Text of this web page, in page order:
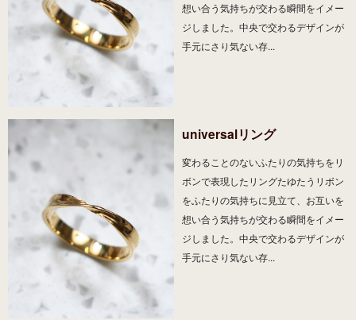
想い合う気持ちが交わる瞬間をイメー
ジしました。中央で交わるデザインが
手元にさり気ない存...
universalリング
変わることのないふたりの気持ちをリ
ボンで表現したリングたゆたうリボン
をふたりの気持ちに見立て、お互いを
想い合う気持ちが交わる瞬間をイメー
ジしました。中央で交わるデザインが
手元にさり気ない存...